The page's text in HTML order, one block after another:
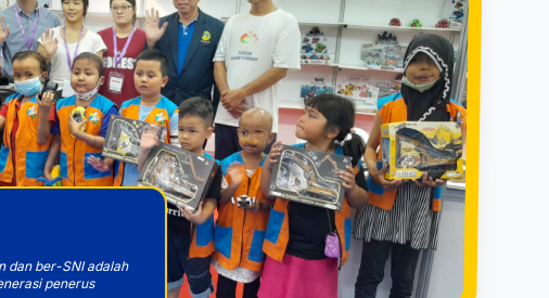
dan ber-SNI adalah
penerus